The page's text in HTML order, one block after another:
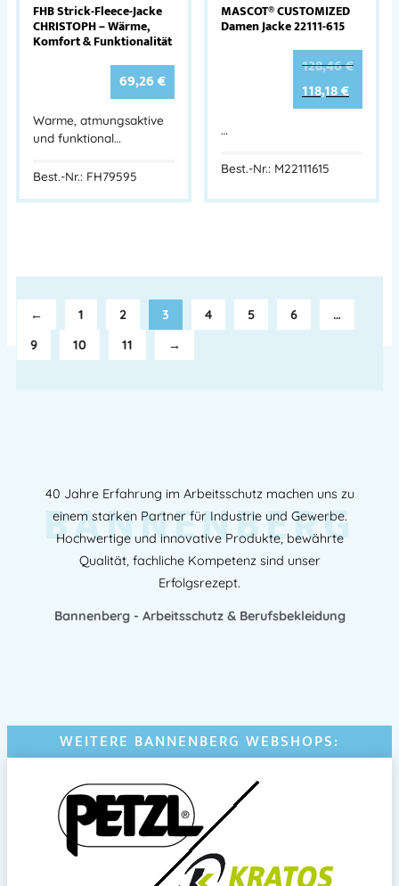
FHB Strick-Fleece-Jacke
CHRISTOPH – Wärme,
Komfort & Funktionalität
69,26€
Warme, atmungsaktive
und funktional…
Best.-Nr.: FH79595
MASCOT® CUSTOMIZED
Damen Jacke 22111-615
128,46€
118,18€
…
Best.-Nr.: M22111615
← 1 2 3 4 5 6
…
9
10 11 →
40 Jahre Erfahrung im Arbeitsschutz machen uns zu
einem starken Partner für Industrie und Gewerbe.
Hochwertige und innovative Produkte, bewährte
Qualität, fachliche Kompetenz sind unser
Erfolgsrezept.
Bannenberg - Arbeitsschutz & Berufsbekleidung
BANNENBERG
WEITERE BANNENBERG WEBSHOPS: